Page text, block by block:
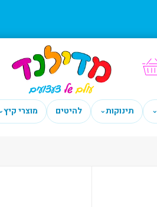
⌄ תינוקות⌄ להיטים מוצרי קיץ